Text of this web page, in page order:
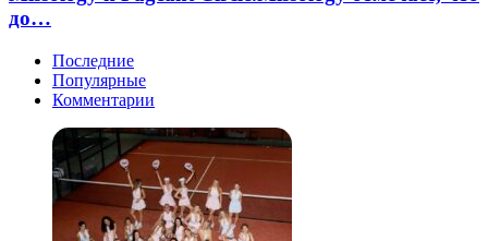
шансов
победу
конкурсе
красоты
«Мисс
Земля».
прогнозами
выступили
до…
Последние
Популярные
Комментарии